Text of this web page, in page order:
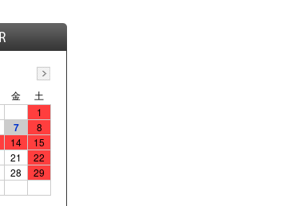
金
土
1
7
8
14
15
21
22
28
29